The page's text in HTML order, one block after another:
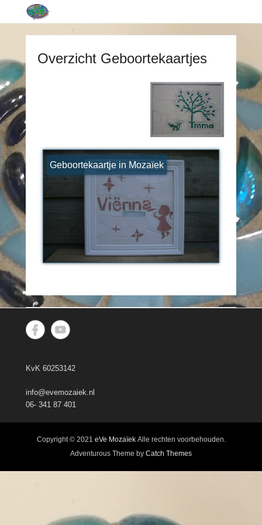
Overzicht Geboortekaartjes
Geboortekaartje in Mozaïek
KvK 60253142
info@evemozaiek.nl
06- 341 87 401
Copyright © 2021 eVe MozaïekAlle rechten voorbehouden.
Adventurous Theme by Catch Themes